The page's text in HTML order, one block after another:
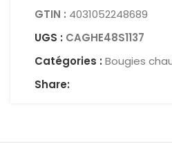
GTIN : 4031052248689
UGS : CAGHE48S1137
Catégories : Bougies
Share: